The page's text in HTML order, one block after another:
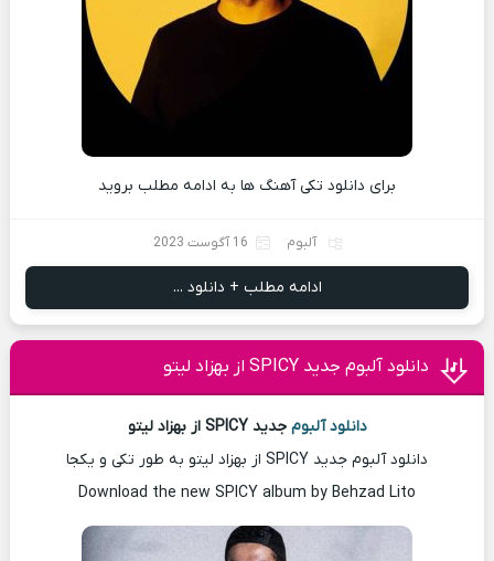
برای دانلود تکی آهنگ ها به ادامه مطلب بروید
آلبوم 16 آگوست 2023
ادامه مطلب + دانلود ...
دانلود آلبوم جدید SPICY از بهزاد لیتو
دانلود آلبوم جدید SPICY از بهزاد لیتو
دانلود آلبوم جدید SPICY از بهزاد لیتو به طور تکی و یکجا
Download the new SPICY album by Behzad Lito